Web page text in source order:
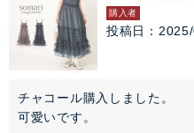
購入者
投稿日
チャコール購入しました。
可愛いです。